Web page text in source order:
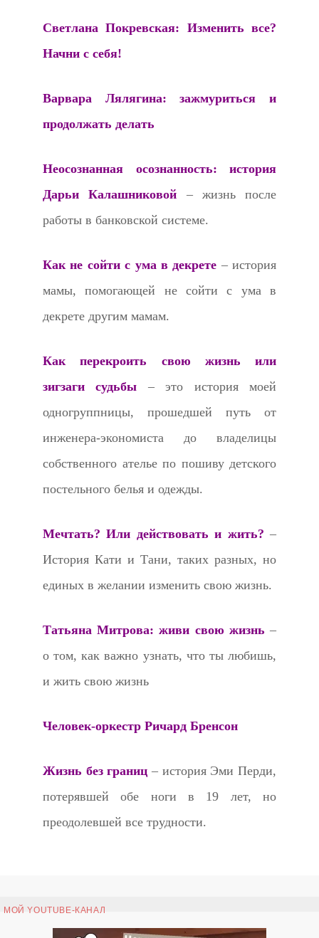
Светлана Покревская: Изменить все?
Начни с себя!
Варвара Лялягина: зажмуриться и
продолжать делать
Неосознанная осознанность: история
Дарьи Калашниковой – жизнь после
работы в банковской системе.
Как не сойти с ума в декрете – история
мамы, помогающей не сойти с ума в
декрете другим мамам.
Как перекроить свою жизнь или
зигзаги судьбы – это история моей
одногруппницы, прошедшей путь от
инженера-экономиста до владелицы
собственного ателье по пошиву детского
постельного белья и одежды.
Мечтать? Или действовать и жить? –
История Кати и Тани, таких разных, но
единых в желании изменить свою жизнь.
Татьяна Митрова: живи свою жизнь –
о том, как важно узнать, что ты любишь,
и жить свою жизнь
Человек-оркестр Ричард Бренсон
Жизнь без границ – история Эми Перди,
потерявшей обе ноги в 19 лет, но
преодолевшей все трудности.
МОЙ YOUTUBE-КАНАЛ